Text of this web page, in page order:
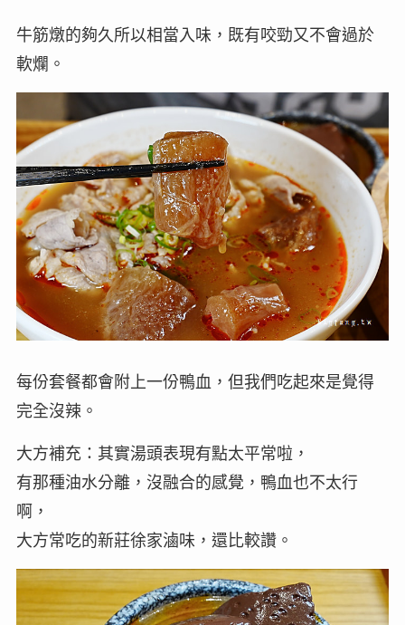
牛筋燉的夠久所以相當入味，既有咬勁又不會過於
軟爛。
每份套餐都會附上一份鴨血，但我們吃起來是覺得
完全沒辣。
大方補充：其實湯頭表現有點太平常啦，
有那種油水分離，沒融合的感覺，鴨血也不太行
啊，
大方常吃的新莊徐家滷味，還比較讚。